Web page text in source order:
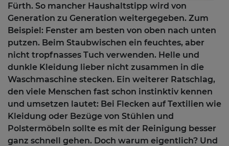
Fürth. So mancher Haushaltstipp wird von
Generation zu Generation weitergegeben. Zum
Beispiel: Fenster am besten von oben nach unten
putzen. Beim Staubwischen ein feuchtes, aber
nicht tropfnasses Tuch verwenden. Helle und
dunkle Kleidung lieber nicht zusammen in die
Waschmaschine stecken. Ein weiterer Ratschlag,
den viele Menschen fast schon instinktiv kennen
und umsetzen lautet: Bei Flecken auf Textilien wie
Kleidung oder Bezüge von Stühlen und
Polstermöbeln sollte es mit der Reinigung besser
ganz schnell gehen. Doch warum eigentlich? Und